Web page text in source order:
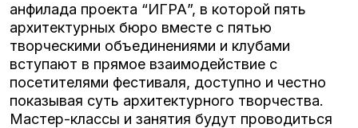
анфилада проекта “ИГРА”, в которой пять
архитектурных бюро вместе с пятью
творческими объединениями и клубами
вступают в прямое взаимодействие с
посетителями фестиваля, доступно и честно
показывая суть архитектурного творчества.
Мастер-классы и занятия будут проводиться